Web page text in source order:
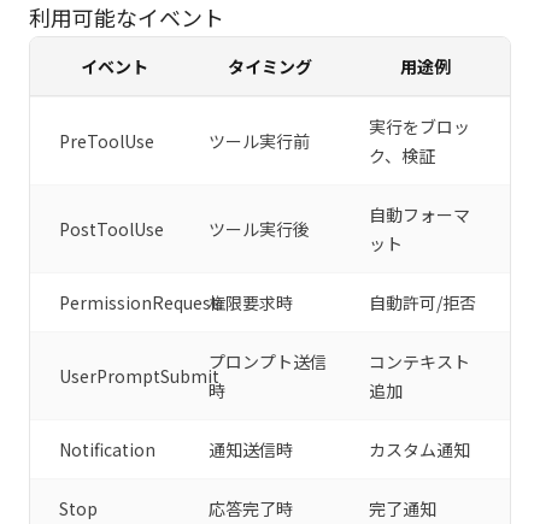
利用可能なイベント
イベント タイミング 用途例
PreToolUse ツール実行前
実行をブロッ
ク、検証
PostToolUse ツール実行後
自動フォーマ
ット
PermissionRequest権限要求時 自動許可/拒否
UserPromptSubmit
プロンプト送信
時
コンテキスト
追加
Notification 通知送信時 カスタム通知
Stop 応答完了時 完了通知